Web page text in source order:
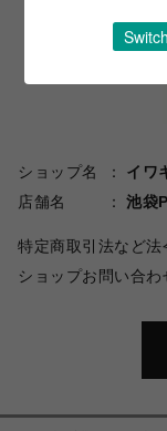
ショップ名
イワ
店舗名
池袋
特定商取引法など法
ショップお問い合わ